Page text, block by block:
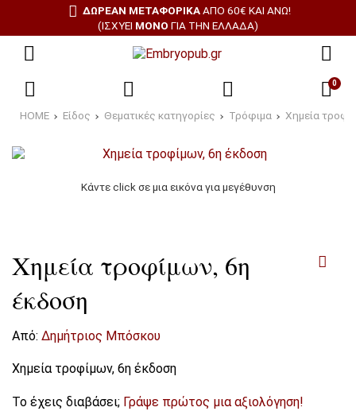
ΔΩΡΕΑΝ ΜΕΤΑΦΟΡΙΚΑΑΠΌ 60€ ΚΑΙ ΆΝΩ!
(ΙΣΧΎΕΙ ΜΌΝΟ ΓΙΑ ΤΗΝ ΕΛΛΆΔΑ)
0
HOME Είδος Θεματικές κατηγορίες Τρόφιμα Χημεία
Κάντε click σε μια εικόνα για μεγέθυνση
Χημεία τροφίμων, 6η
έκδοση
Από: Δημήτριος Μπόσκου
Χημεία τροφίμων, 6η έκδοση
Το έχεις διαβάσει; Γράψε πρώτος μια αξιολόγηση!